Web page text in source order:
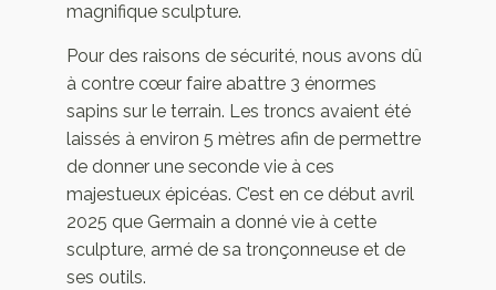
magnifique sculpture.
Pour des raisons de sécurité, nous avons dû
à contre cœur faire abattre 3 énormes
sapins sur le terrain. Les troncs avaient été
laissés à environ 5 mètres afin de permettre
de donner une seconde vie à ces
majestueux épicéas. C’est en ce début avril
2025 que Germain a donné vie à cette
sculpture, armé de sa tronçonneuse et de
ses outils.